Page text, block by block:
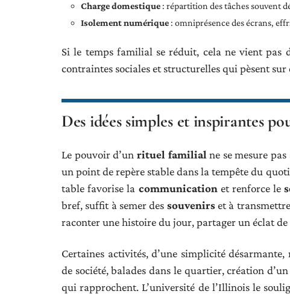
Charge domestique : répartition des tâches souvent
Isolement numérique : omniprésence des écrans,
Si le temps familial se réduit, cela ne vient pas
contraintes sociales et structurelles qui pèsent sur
Des idées simples et inspirantes
Le pouvoir d’un rituel familial ne se mesure
un point de repère stable dans la tempête du
table favorise la communication et renforce le
bref, suffit à semer des souvenirset à
raconter une histoire du jour, partager un éclat
Certaines activités, d’une simplicité
de société, balades dans le quartier, création d’un
qui rapprochent. L’université de l’Illinois le